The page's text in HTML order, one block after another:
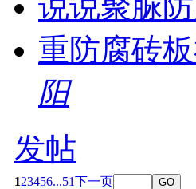
重防腐砖
阳
发帖
123456...51下一页 GO